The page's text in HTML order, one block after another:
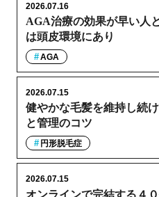
AGA治療の効果が早い人
は頭皮環境にあり
2026.07.16
AGA
健やかな毛髪を維持し続
と管理のコツ
2026.07.15
円形脱毛症
オンラインで完結する４
2026.07.15